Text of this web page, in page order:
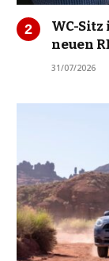
WC-
neuen
31/07/2026